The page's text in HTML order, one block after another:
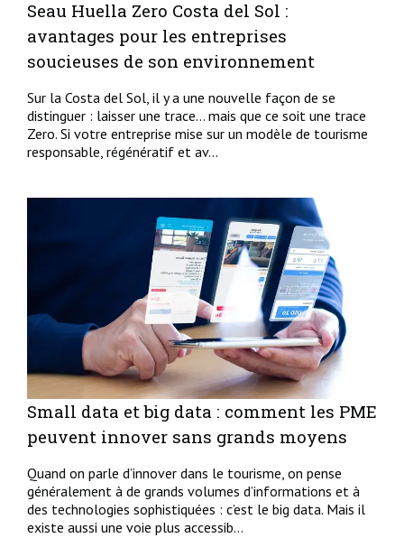
Seau Huella Zero Costa del Sol :
avantages pour les entreprises
soucieuses de son environnement
Sur la Costa del Sol, il y a une nouvelle façon de se
distinguer : laisser une trace… mais que ce soit une trace
Zero. Si votre entreprise mise sur un modèle de tourisme
responsable, régénératif et av...
Small data et big data : comment les PME
peuvent innover sans grands moyens
Quand on parle d’innover dans le tourisme, on pense
généralement à de grands volumes d’informations et à
des technologies sophistiquées : c’est le big data. Mais il
existe aussi une voie plus accessib...